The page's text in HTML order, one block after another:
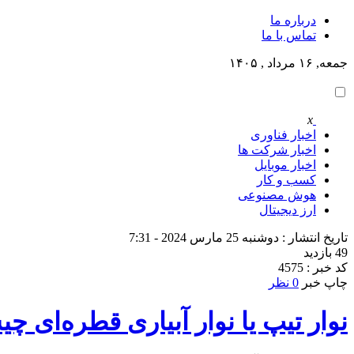
درباره ما
تماس با ما
جمعه, ۱۶ مرداد , ۱۴۰۵
x
اخبار فناوری
اخبار شرکت ها
اخبار موبایل
کسب و کار
هوش مصنوعی
ارز دیجیتال
تاریخ انتشار : دوشنبه 25 مارس 2024 - 7:31
49 بازدید
کد خبر : 4575
چاپ خبر 0 نظر
نوار تیپ یا نوار آبیاری قطره‌ای